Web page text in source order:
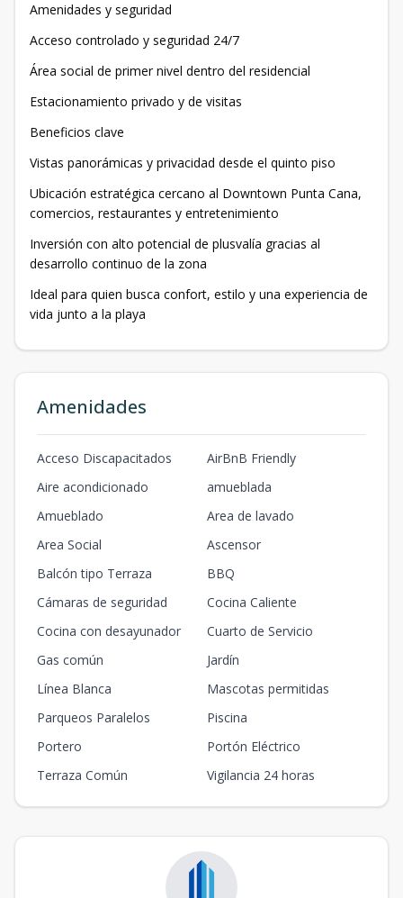
Amenidades y seguridad
Acceso controlado y seguridad 24/7
Área social de primer nivel dentro del residencial
Estacionamiento privado y de visitas
Beneficios clave
Vistas panorámicas y privacidad desde el quinto piso
Ubicación estratégica cercano al Downtown Punta Cana,
comercios, restaurantes y entretenimiento
Inversión con alto potencial de plusvalía gracias al
desarrollo continuo de la zona
Ideal para quien busca confort, estilo y una experiencia de
vida junto a la playa
Amenidades
Acceso Discapacitados
AirBnB Friendly
Aire acondicionado
amueblada
Amueblado
Area de lavado
Area Social
Ascensor
Balcón tipo Terraza
BBQ
Cámaras de seguridad
Cocina Caliente
Cocina con desayunador
Cuarto de Servicio
Gas común
Jardín
Línea Blanca
Mascotas permitidas
Parqueos Paralelos
Piscina
Portero
Portón Eléctrico
Terraza Común
Vigilancia 24 horas